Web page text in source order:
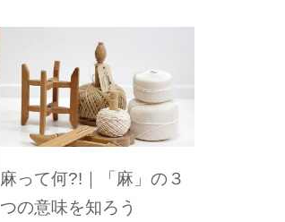
麻って何?!｜「麻」の３
つの意味を知ろう